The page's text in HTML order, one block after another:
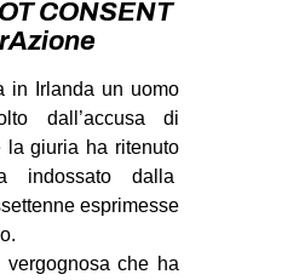
TSUNAMI
ZAM
SPAZI
POPOLARE
CONSENT
in Irlanda un uomo
dall’accusa di
la giuria ha ritenuto
indossato dalla
esprimesse
vergognosa che ha